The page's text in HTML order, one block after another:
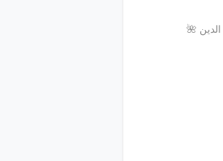
🌺 عبدالرحمن جلال الدین بن ابو بکر محمد کمال الدین سیوطی رحمة اللہ علیہ 🌺 جلال الدین